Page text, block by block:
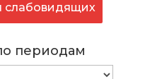
слабовидящих
периодам